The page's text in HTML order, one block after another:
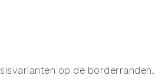
op de borderranden .